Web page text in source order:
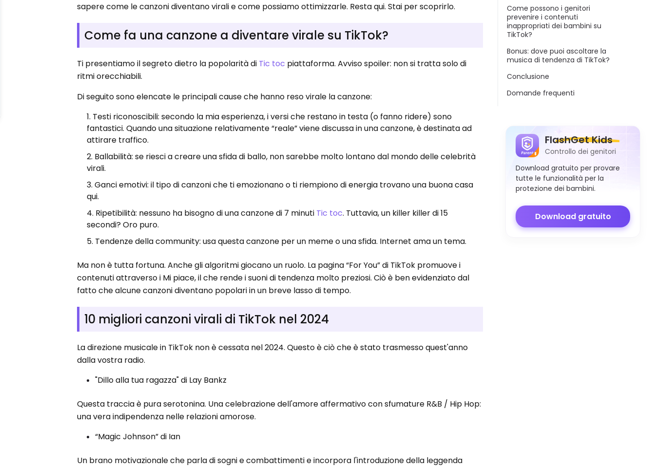
sapere come le canzoni diventano virali e come possiamo ottimizzarle. Resta qui. Stai per scoprirlo.
Come fa una canzone a diventare virale su TikTok?
Ti presentiamo il segreto dietro la popolarità di Tic toc piattaforma. Avviso spoiler: non si tratta solo di
ritmi orecchiabili.
Di seguito sono elencate le principali cause che hanno reso virale la canzone:
Testi riconoscibili: secondo la mia esperienza, i versi che restano in testa (o fanno ridere) sono
fantastici. Quando una situazione relativamente “reale” viene discussa in una canzone, è destinata ad
attirare traffico.
Ballabilità: se riesci a creare una sfida di ballo, non sarebbe molto lontano dal mondo delle celebrità
virali.
Ganci emotivi: il tipo di canzoni che ti emozionano o ti riempiono di energia trovano una buona casa
qui.
Ripetibilità: nessuno ha bisogno di una canzone di 7 minuti Tic toc. Tuttavia, un killer killer di 15
secondi? Oro puro.
Tendenze della community: usa questa canzone per un meme o una sfida. Internet ama un tema.
Ma non è tutta fortuna. Anche gli algoritmi giocano un ruolo. La pagina “For You” di TikTok promuove i
contenuti attraverso i Mi piace, il che rende i suoni di tendenza molto preziosi. Ciò è ben evidenziato dal
fatto che alcune canzoni diventano popolari in un breve lasso di tempo.
10 migliori canzoni virali di TikTok nel 2024
La direzione musicale in TikTok non è cessata nel 2024. Questo è ciò che è stato trasmesso quest'anno
dalla vostra radio.
"Dillo alla tua ragazza" di Lay Bankz
Questa traccia è pura serotonina. Una celebrazione dell'amore affermativo con sfumature R&B / Hip Hop:
una vera indipendenza nelle relazioni amorose.
“Magic Johnson” di Ian
Un brano motivazionale che parla di sogni e combattimenti e incorpora l'introduzione della leggenda
Come possono i genitori
prevenire i contenuti
inappropriati dei bambini su
TikTok?
Bonus: dove puoi ascoltare la
musica di tendenza di TikTok?
Conclusione
Domande frequenti
FlashGet Kids
Controllo dei genitori
Download gratuito per provare
tutte le funzionalità per la
protezione dei bambini.
Download gratuito